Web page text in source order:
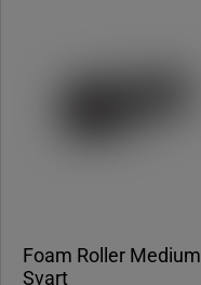
Foam Roller Medium
Svart